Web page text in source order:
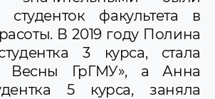
студенток факультета в
В 2019 году Полина
3 курса, стала
Весны ГрГМУ», а Анна
5 курса, заняла